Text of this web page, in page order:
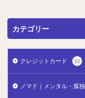
カテゴリー
クレジットカード 32
ノマド｜メンタル・孤独